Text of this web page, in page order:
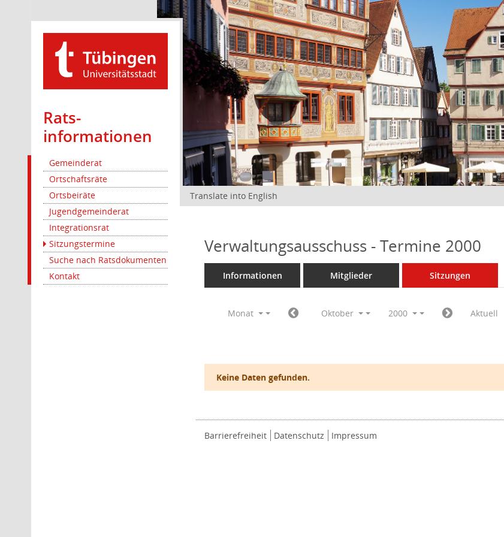
Rats­
informationen
Gemeinderat
Ortschaftsräte
Ortsbeiräte
Jugendgemeinderat
Integrationsrat
Sitzungstermine
Suche nach Ratsdokumenten
Kontakt
Translate into English
Verwaltungsausschuss - Termine 2000
Informationen Mitglieder Sitzungen
Monat Oktober 2000 Aktuell
Keine Daten gefunden.
Barrierefreiheit Datenschutz Impressum